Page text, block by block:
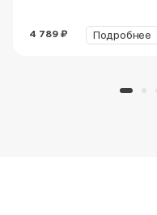
4 789 ₽ Подробнее